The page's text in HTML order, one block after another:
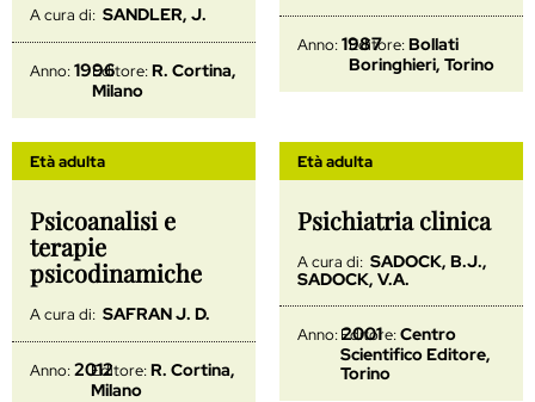
A cura di: SANDLER, J.
Anno:1996
Editore: R. Cortina,
Milano
Anno:1987
Editore:Bollati
Boringhieri, Torino
Età adulta
Psicoanalisi e
terapie
psicodinamiche
A cura di: SAFRAN J. D.
Anno:2012Editore:R. Cortina,
Milano
Età adulta
Psichiatria clinica
A cura di: SADOCK, B.J.,
SADOCK, V.A.
Anno:2001
Editore:Centro
Scientifico Editore,
Torino